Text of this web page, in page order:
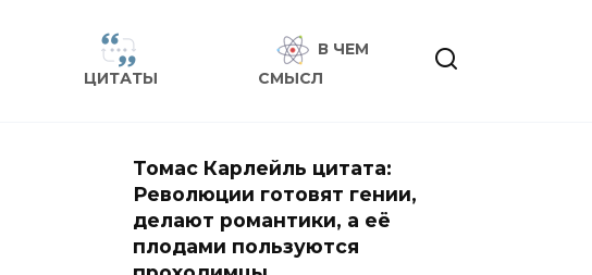
ЦИТАТЫ
В ЧЕМ
СМЫСЛ
Томас Карлейль цитата:
Революции готовят гении,
делают романтики, а её
плодами пользуются